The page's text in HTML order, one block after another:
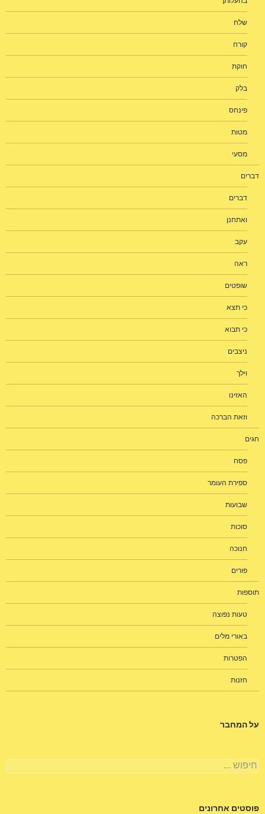
שלח
קורח
חוקת
בלק
פינחס
מטות
מסעי
דברים
דברים
ואתחנן
עקב
ראה
שופטים
כי תצא
כי תבוא
ניצבים
וילך
האזינו
וזאת הברכה
חגים
פסח
ספירת העומר
שבועות
סוכות
חנוכה
פורים
תוספות
טעות נפוצה
באורי מלים
הפטרות
חזנות
על המחבר
חיפוש:
פוסטים אחרונים